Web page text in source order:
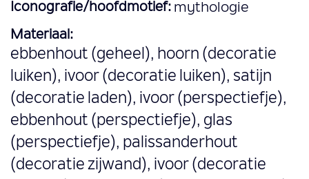
Iconografie/hoofdmotief: mythologie
Materiaal:
ebbenhout (geheel), hoorn (decoratie
luiken), ivoor (decoratie luiken), satijn
(decoratie laden), ivoor (perspectiefje),
ebbenhout (perspectiefje), glas
(perspectiefje), palissanderhout
(decoratie zijwand), ivoor (decoratie